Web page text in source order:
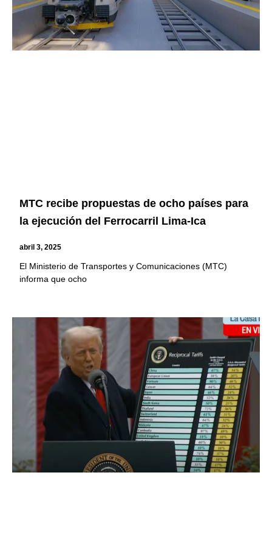
MTC recibe propuestas de ocho países para
la ejecución del Ferrocarril Lima-Ica
abril 3, 2025
El Ministerio de Transportes y Comunicaciones (MTC)
informa que ocho